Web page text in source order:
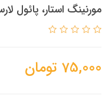
مورنینگ استار، پائول
75,000 تومان